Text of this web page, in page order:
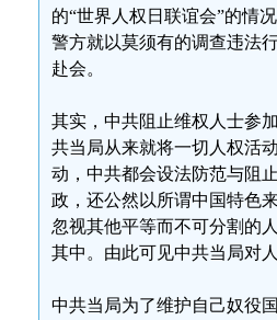
的“世界人权日联谊会”的情
警方就以莫须有的调查违法
赴会。
其实，中共阻止维权人士参
共当局从来就将一切人权活
动，中共都会设法防范与阻
政，还公然以所谓中国特色
忽视其他平等而不可分割的
其中。由此可见中共当局对
中共当局为了维护自己奴役